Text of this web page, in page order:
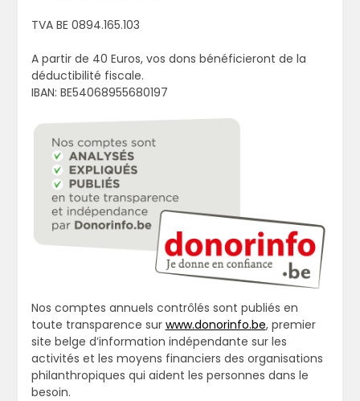
TVA BE 0894.165.103
A partir de 40 Euros, vos dons bénéficieront de la
déductibilité fiscale.
IBAN: BE54068955680197
Nos comptes annuels contrôlés sont publiés en
toute transparence sur www.donorinfo.be, premier
site belge d’information indépendante sur les
activités et les moyens financiers des organisations
philanthropiques qui aident les personnes dans le
besoin.